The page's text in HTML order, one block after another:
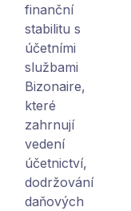
finanční
stabilitu s
účetními
službami
Bizonaire,
které
zahrnují
vedení
účetnictví,
dodržování
daňových